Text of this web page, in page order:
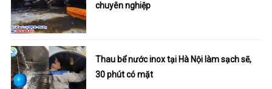
chuyên nghiệp
Thau bể nước inox tại Hà Nội làm sạch sẽ,
30 phút có mặt